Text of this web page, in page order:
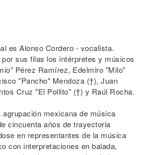
es Alonso Cordero - vocalista.
sus filas los intérpretes y músicos
Pérez Ramírez, Edelmiro "Milo"
"Pancho" Mendoza (†), Juan
Cruz "El Pollito" (†) y Raúl Rocha.
mexicana de música
cincuenta años de trayectoria
en representantes de la música
con interpretaciones en balada,